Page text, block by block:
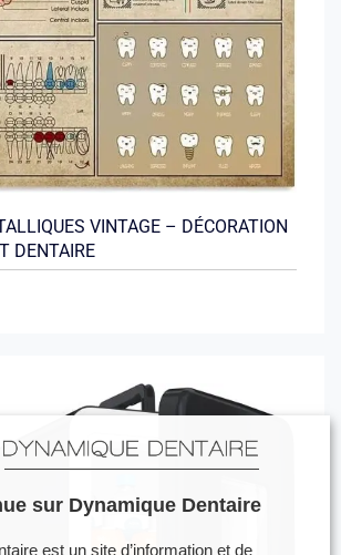
VINTAGE – DÉCORATION
DENTAIRE
sur Dynamique Dentaire
est un site d’information et de